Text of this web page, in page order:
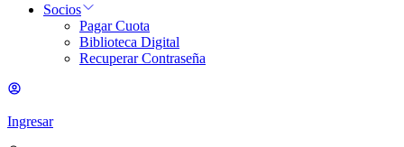
Socios
Pagar Cuota
Biblioteca Digital
Recuperar Contraseña
Ingresar